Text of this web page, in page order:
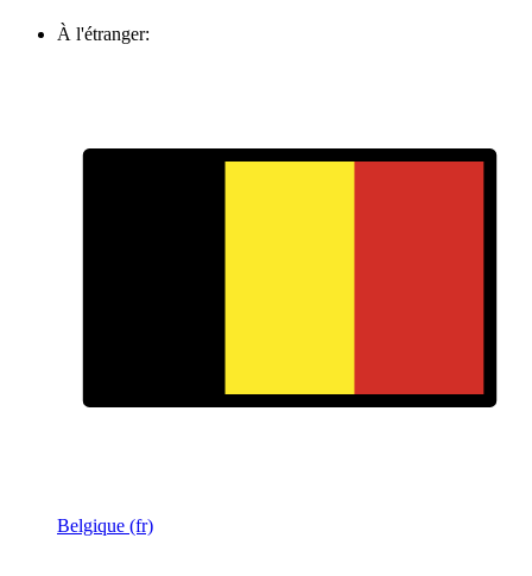
À l'étranger:
Belgique (fr)